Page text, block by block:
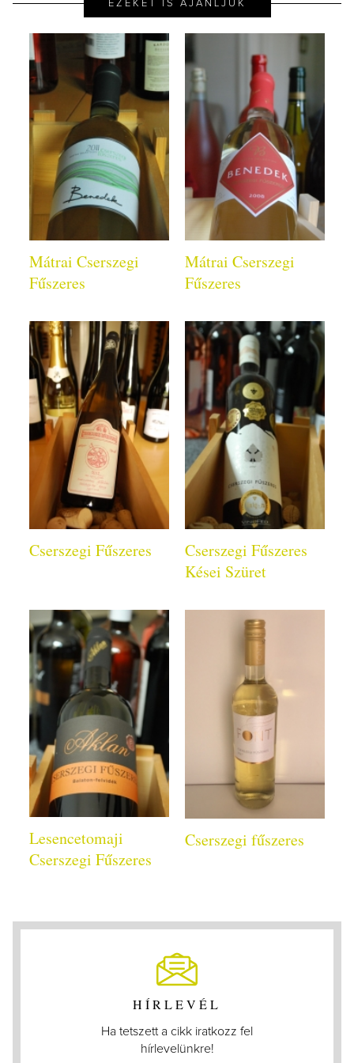
EZEKET IS AJÁNLJUK
Mátrai Cserszegi
Fűszeres
Mátrai Cserszegi
Fűszeres
Cserszegi Fűszeres
Cserszegi Fűszeres
Kései Szüret
Lesencetomaji
Cserszegi Fűszeres
Cserszegi fűszeres
HÍRLEVÉL
Ha tetszett a cikk iratkozz fel
hírlevelünkre!